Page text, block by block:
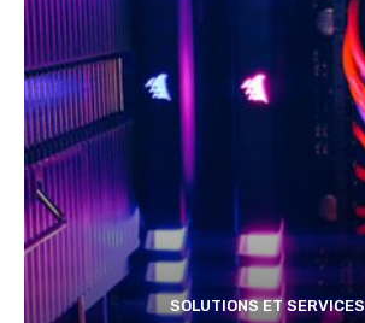
SOLUTIONS ET SERVICES